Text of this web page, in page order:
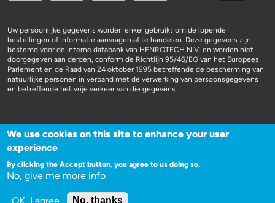
Uw persoonlijke gegevens worden enkel gebruikt om de lopende
bestellingen of informatie aanvragen af te handelen. Deze gegevens zijn
bestemd voor de interne databank van HENROTECH N.V. en worden niet
doorgegeven aan derden, conform de Richtlijn 95/46/EG van het Europees
Parlement en de Raad van 24 oktober 1995 betreffende de bescherming van
natuurlijke personen in verband met de verwerking van persoonsgegevens
en betreffende het vrije verkeer van die gegevens.
We use cookies on this site to enhance your user
experience
By clicking the Accept button, you agree to us doing so.
No, give me more info
OK, I agree No, thanks